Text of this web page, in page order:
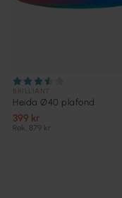
Heida Ø40 plafond
399 kr
Rek. 879 kr